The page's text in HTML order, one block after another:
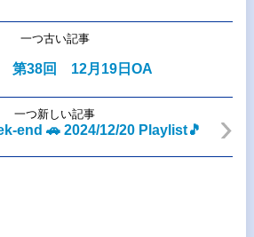
一つ古い記事
第38回 12月19日OA
一つ新しい記事
end 🚗 2024/12/20 Playlist🎵